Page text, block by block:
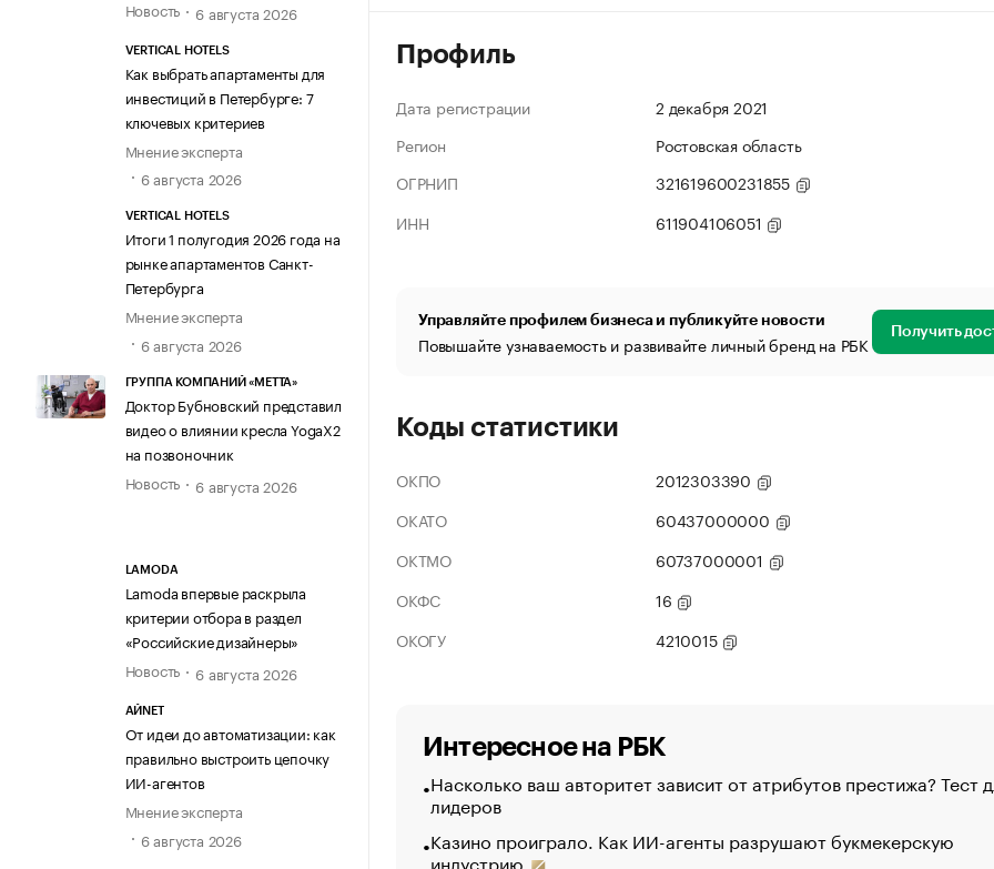
Новость
6 августа 2026
VERTICAL HOTELS
Как выбрать апартаменты для
инвестиций в Петербурге: 7
ключевых критериев
Мнение эксперта
6 августа 2026
VERTICAL HOTELS
Итоги 1 полугодия 2026 года на
рынке апартаментов Санкт-
Петербурга
Мнение эксперта
6 августа 2026
ГРУППА КОМПАНИЙ «МЕТТА»
Доктор Бубновский представил
видео о влиянии кресла YogaX2
на позвоночник
Новость
6 августа 2026
LAMODA
Lamoda впервые раскрыла
критерии отбора в раздел
«Российские дизайнеры»
Новость
6 августа 2026
АЙNET
От идеи до автоматизации: как
правильно выстроить цепочку
ИИ-агентов
Мнение эксперта
6 августа 2026
Профиль
Дата регистрации
2 декабря 2021
Регион
Ростовская область
ОГРНИП
321619600231855
ИНН
611904106051
Управляйте профилем бизнеса и публикуйте новости
Повышайте узнаваемость и развивайте личный бренд на РБК Получить
Коды статистики
ОКПО
2012303390
ОКАТО
60437000000
ОКТМО
60737000001
ОКФС
16
ОКОГУ
4210015
Интересное на РБК
Насколько ваш авторитет зависит от атрибутов престижа? Тест
лидеров
Казино проиграло. Как ИИ-агенты разрушают букмекерскую
индустрию